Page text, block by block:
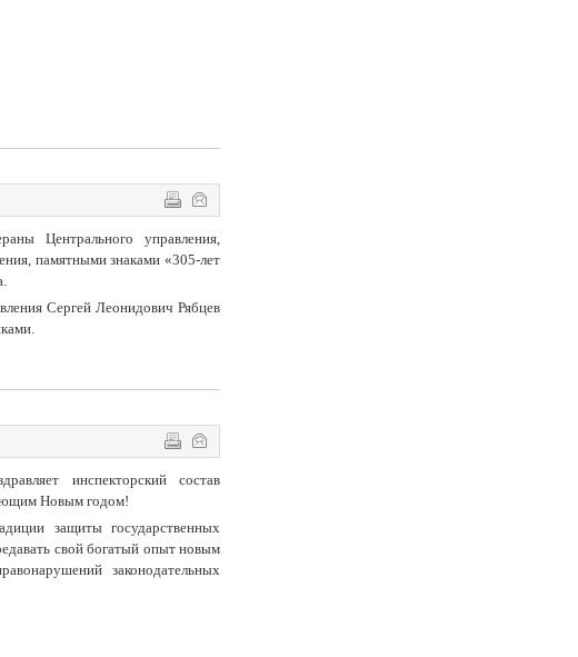
Центрального управления,
памятными знаками «305-лет
Сергей Леонидович Рябцев
инспекторский состав
Новым годом!
защиты государственных
свой богатый опыт новым
законодательных